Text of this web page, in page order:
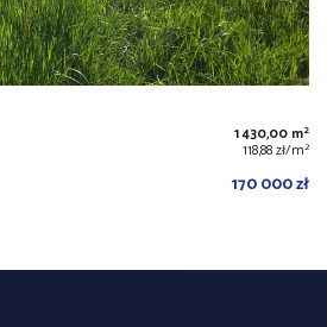
1 430,00 m2
118,88 zł/m2
170 000 zł